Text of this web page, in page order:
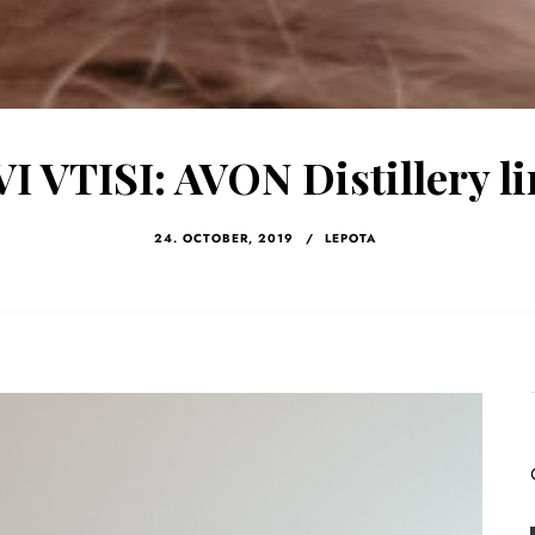
VTISI: AVON Distillery
24. OCTOBER, 2019 / LEPOTA